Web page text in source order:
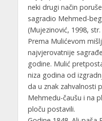
neki drugi način
sagradio Mehmed-
(Mujezinović, 1998,
Prema Mulićevom
najvjerovatnije
godine. Mulić
niza godina od
da u znak zahvalnosti
Mehmedu-čaušu i na
ploču postavili.